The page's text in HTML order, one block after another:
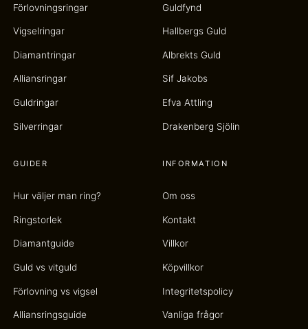
Förlovningsringar
Vigselringar
Diamantringar
Alliansringar
Guldringar
Silverringar
Guldfynd
Hallbergs Guld
Albrekts Guld
Sif Jakobs
Efva Attling
Drakenberg Sjölin
GUIDER
Hur väljer man ring?
Ringstorlek
Diamantguide
Guld vs vitguld
Förlovning vs vigsel
Alliansringsguide
INFORMATION
Om oss
Kontakt
Villkor
Köpvillkor
Integritetspolicy
Vanliga frågor